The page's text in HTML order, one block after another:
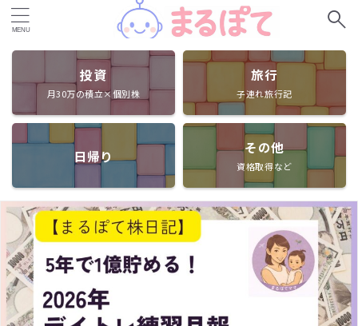
投資
月30万の積立×個別株
旅行
子連れ旅行記
日帰り その他
資格取得など